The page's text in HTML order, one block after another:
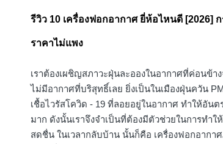
รีวิว 10 เครื่องฟอกอากาศ ยี่ห้อไหนดี [2026]
ราคาไม่แพง
เราต้องเผชิญสภาวะฝุ่นละอองในอากาศที่ค่อนข้า
ไม่มีอากาศที่บริสุทธิ์เลย ยิ่งเป็นในเมืองฝุ่นควัน
เชื้อไวรัสโควิด - 19 ที่ลอยอยู่ในอากาศ ทำให้อัน
มาก ดังนั้นเราจึงจำเป็นที่ต้องมีตัวช่วยในการทำใ
สดชื่น ในเวลากลับบ้าน นั้นก็คือ เครื่องฟอกอาก